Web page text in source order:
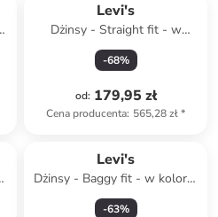
Levi's
Dżinsy - Straight fit - w
kolorze niebieskim
-68%
od: 179,95 zł
Cena producenta: 565,28 zł*
Levi's
Dżinsy - Baggy fit - w kolorze
granatowym
-63%